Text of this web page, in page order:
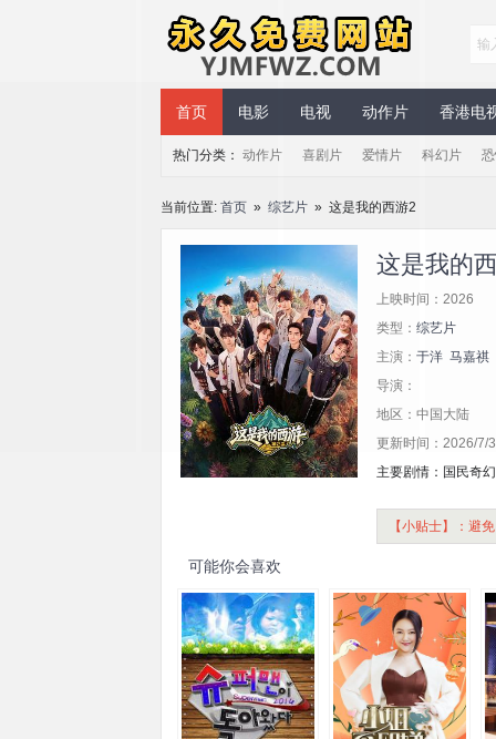
永久免费网站
首页 电影 电视 动作片 香港电
热门分类： 动作片 喜剧片 爱情片 科幻片
当前位置: 首页 » 综艺片 » 这是我的西游2
这是我的
上映时间：2026
类型： 综艺片
主演： 于洋 马嘉祺
导演：
地区：中国大陆
更新时间：2026/7/
主要剧情：国民奇
【小贴士】：避
可能你会喜欢